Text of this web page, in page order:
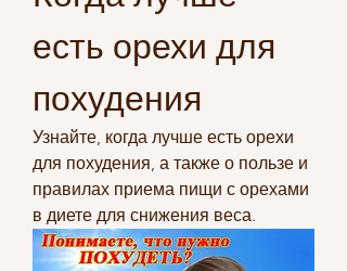
есть орехи для
похудения
Узнайте, когда лучше есть орехи
для похудения, а также о пользе и
правилах приема пищи с орехами
в диете для снижения веса.